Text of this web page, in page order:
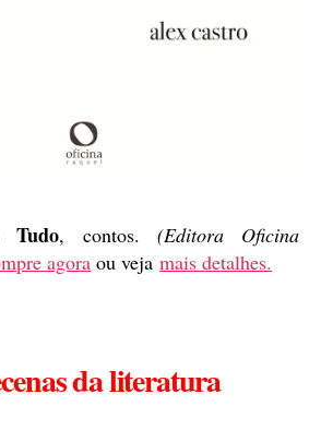
Tudo, contos. (Editora Oficina
agora ou veja mais detalhes.
da literatura